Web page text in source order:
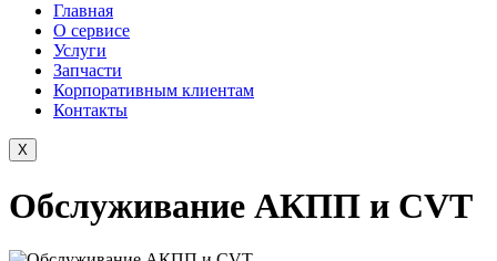
Главная
О сервисе
Услуги
Запчасти
Корпоративным клиентам
Контакты
X
Обслуживание АКПП и CVT